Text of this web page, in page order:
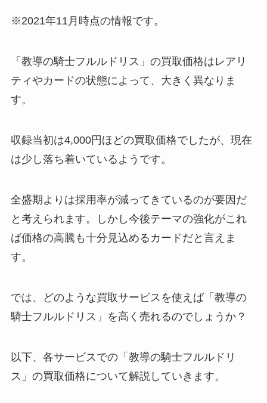
※2021年11月時点の情報です。
「教導の騎士フルルドリス」の買取価格はレアリ
ティやカードの状態によって、大きく異なりま
す。
収録当初は4,000円ほどの買取価格でしたが、現在
は少し落ち着いているようです。
全盛期よりは採用率が減ってきているのが要因だ
と考えられます。しかし今後テーマの強化がこれ
ば価格の高騰も十分見込めるカードだと言えま
す。
では、どのような買取サービスを使えば「教導の
騎士フルルドリス」を高く売れるのでしょうか？
以下、各サービスでの「教導の騎士フルルドリ
ス」の買取価格について解説していきます。